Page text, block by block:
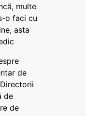
multe
o faci cu
asta
de
de
de